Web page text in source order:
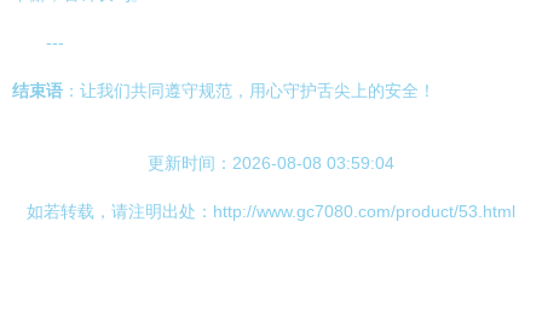
---
结束语 ：让我们共同遵守规范，用心守护舌尖上的安全！
更新时间：2026-08-08 03:59:04
如若转载，请注明出处：http://www.gc7080.com/product/53.html